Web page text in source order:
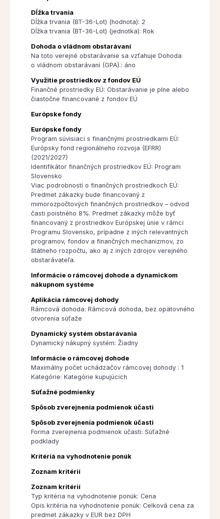
Dĺžka trvania
Dĺžka trvania (BT-36-Lot) (hodnota): 2
Dĺžka trvania (BT-36-Lot) (jednotka): Rok
Dohoda o vládnom obstarávaní
Na toto verejné obstarávanie sa vzťahuje Dohoda
o vládnom obstarávaní (GPA).: áno
Využitie prostriedkov z fondov EÚ
Finančné prostriedky EÚ: Obstarávanie je plne alebo
čiastočne financované z fondov EÚ
Európske fondy
Európske fondy
Program súvisiaci s finančnými prostriedkami EÚ:
Európsky fond regionálneho rozvoja (EFRR)
(2021/2027)
Identifikátor finančných prostriedkov EÚ: Program
Slovensko
Viac podrobností o finančných prostriedkoch EÚ:
Predmet zákazky bude financovaný z
mimorozpočtových finančných prostriedkov – odvod
časti poistného 8%. Predmet zákazky môže byť
financovaný z prostriedkov Európskej únie v rámci
Programu Slovensko, prípadne z iných relevantných
programov, fondov a finančných mechanizmov, zo
štátneho rozpočtu, ako aj z iných zdrojov verejného
obstarávateľa.
Informácie o rámcovej dohode a dynamickom
nákupnom systéme
Aplikácia rámcovej dohody
Rámcová dohoda: Rámcová dohoda, bez opätovného
otvorenia súťaže
Dynamický systém obstarávania
Dynamický nákupný systém: Žiadny
Informácie o rámcovej dohode
Maximálny počet uchádzačov rámcovej dohody : 1
Kategórie: Kategórie kupujúcich
Súťažné podmienky
Spôsob zverejnenia podmienok účasti
Spôsob zverejnenia podmienok účasti
Forma zverejnenia podmienok účasti: Súťažné
podklady
Kritériá na vyhodnotenie ponúk
Zoznam kritérií
Zoznam kritérií
Typ kritéria na vyhodnotenie ponúk: Cena
Opis kritéria na vyhodnotenie ponúk: Celková cena za
predmet zákazky v EUR bez DPH